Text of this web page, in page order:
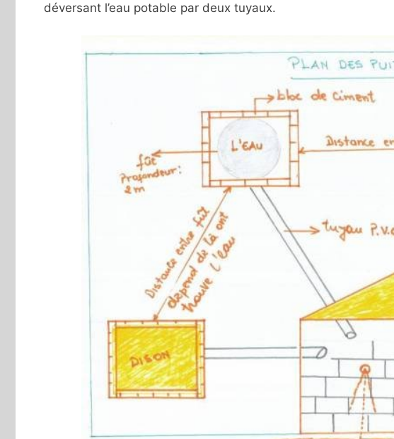
déversant l’eau potable par deux tuyaux.